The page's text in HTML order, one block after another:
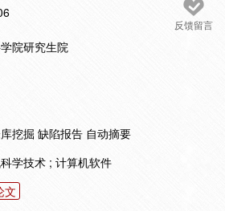
反馈留言
院研究生院
挖掘 缺陷报告 自动摘要
学技术 ; 计算机软件
文